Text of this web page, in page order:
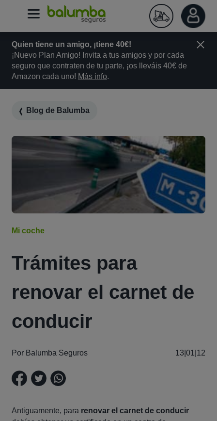
Quien tiene un amigo, ¡tiene 40€!
¡Nuevo Plan Amigo! Invita a tus amigos y por cada
seguro que contraten de tu parte, ¡os lleváis 40€ de
Amazon cada uno! Más info.
Blog de Balumba
Mi coche
Trámites para
renovar el carnet de
conducir
Por Balumba Seguros 13|01|12
Antiguamente, para renovar el carnet de conducir